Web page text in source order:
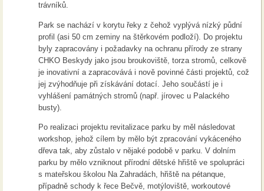
trávníků.
Park se nachází v korytu řeky z čehož vyplývá nízký půdní
profil (asi 50 cm zeminy na štěrkovém podloží). Do projektu
byly zapracovány i požadavky na ochranu přírody ze strany
CHKO Beskydy jako jsou broukoviště, torza stromů, celkově
je inovativní a zapracovává i nově povinné části projektů, což
jej zvýhodňuje při získávání dotací. Jeho součástí je i
vyhlášení památných stromů (např. jírovec u Palackého
busty).
Po realizaci projektu revitalizace parku by měl následovat
workshop, jehož cílem by mělo být zpracování vykáceného
dřeva tak, aby zůstalo v nějaké podobě v parku. V dolním
parku by mělo vzniknout přírodní dětské hřiště ve spolupráci
s mateřskou školou Na Zahradách, hřiště na pétanque,
případně schody k řece Bečvě, motýloviště, workoutové